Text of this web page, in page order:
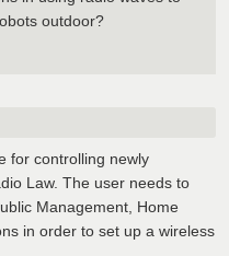
outdoor?
for controlling newly
Law. The user needs to
Management, Home
in order to set up a wireless